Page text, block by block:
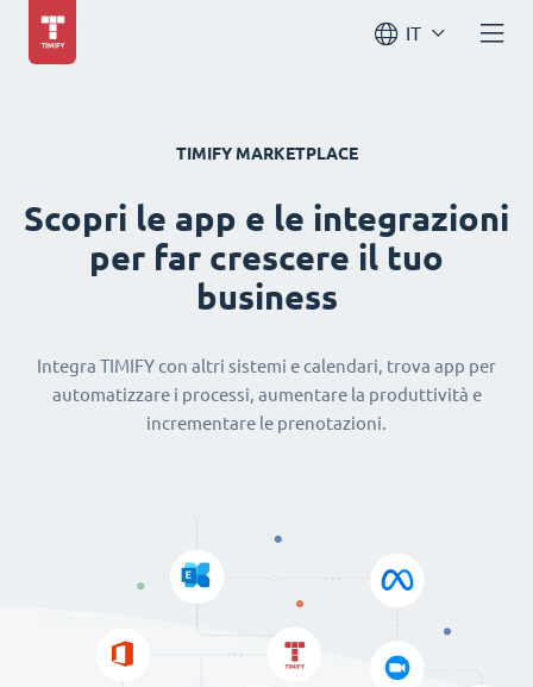
IT
TIMIFY MARKETPLACE
Scopri le app e le integrazioni
per far crescere il tuo
business
Integra TIMIFY con altri sistemi e calendari, trova app per
automatizzare i processi, aumentare la produttività e
incrementare le prenotazioni.